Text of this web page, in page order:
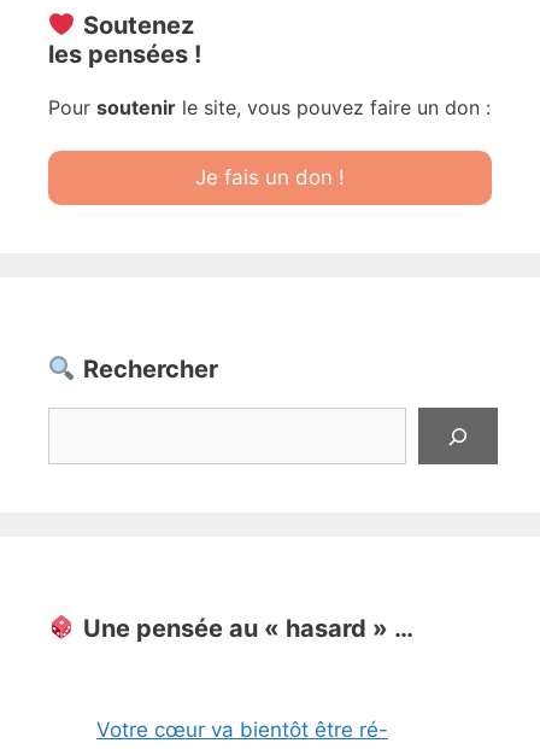
Soutenez
les pensées !
Pour soutenir le site, vous pouvez faire un don :
Je fais un don !
Rechercher
Une pensée au « hasard » …
Votre cœur va bientôt être ré-